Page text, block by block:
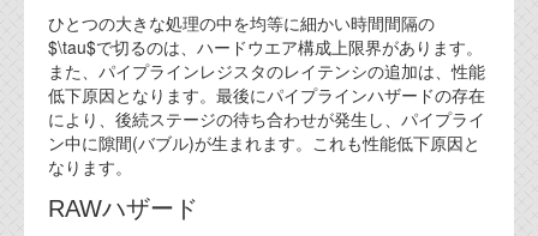
設計ブログ
テクノロジ
外部投稿記事
ブログテーマ
ひとつの大きな処理の中を均等に細かい時間間隔の
$\tau$で切るのは、ハードウエア構成上限界があります。
また、パイプラインレジスタのレイテンシの追加は、性能
低下原因となります。最後にパイプラインハザードの存在
により、後続ステージの待ち合わせが発生し、パイプライ
ン中に隙間(バブル)が生まれます。これも性能低下原因と
なります。
RAWハザード